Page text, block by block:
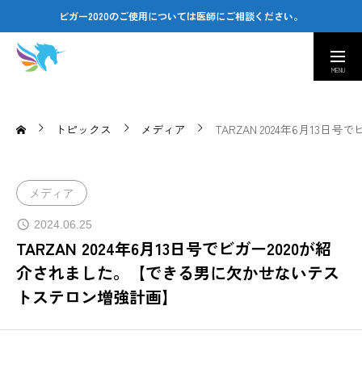
ビガー2020のご使用については医師にご相談ください。
Company
会社情報｜Amusing & Health Beauty
Contact
お問い合わせ窓口｜Q&A
医療従事者専用ページ
トピックス メディア TARZAN 2024年6月13日号
メディア
2024.06.25
TARZAN 2024年6月13日号でビガー2020が紹
介されました。【できる男に欠かせないテス
トステロン増強計画】